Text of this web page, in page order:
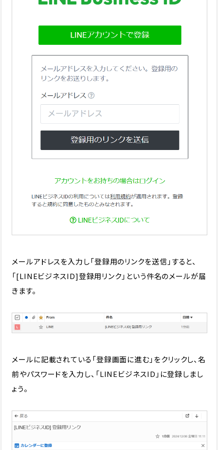
メールアドレスを入力し「登録用のリンクを送信」すると、
「[LINEビジネスID]登録用リンク」という件名のメールが届
きます。
メールに記載されている「登録画面に進む」をクリックし、名
前やパスワードを入力し、「LINEビジネスID」に登録しまし
ょう。